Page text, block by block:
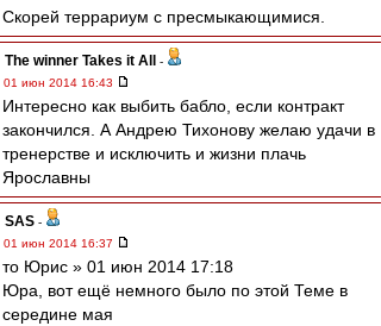
Скорей террариум с пресмыкающимися.
The winner Takes it All
-
01 июн 2014 16:43
Интересно как выбить бабло, если контракт
закончился. А Андрею Тихонову желаю удачи в
тренерстве и исключить и жизни плачь
Ярославны
SAS -
01 июн 2014 16:37
то Юрис » 01 июн 2014 17:18
Юра, вот ещё немного было по этой Теме в
середине мая